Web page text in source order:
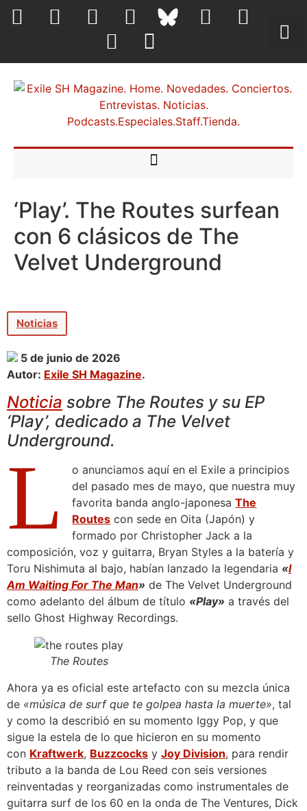
‘Play’. The Routes surfean
con 6 clásicos de The
Velvet Underground
Noticias
5 de junio de 2026
Autor: Exile SH Magazine.
Noticia sobre The Routes y su EP
‘Play’, dedicado a The Velvet
Underground.
L
o anunciamos aquí en el Exile a principios
del pasado mes de mayo, que nuestra muy
favorita banda anglo-japonesaThe
Routes con sede en Oita (Japón) y
formado por Christopher Jack a la
composición, voz y guitarra, Bryan Styles a la batería y
Toru Nishimuta al bajo, habían lanzado la legendaria «I
Am Waiting For The Man» de The Velvet Underground
como adelanto del álbum de título «Play» a través del
sello Ghost Highway Recordings.
The Routes
Ahora ya es oficial este artefacto con su mezcla única
de «música de surf que te golpea hasta la muerte», tal
y como la describió en su momento Iggy Pop, y que
sigue la estela de lo que hicieron en su momento
con Kraftwerk, Buzzcocks y Joy Division, para rendir
tributo a la banda de Lou Reed con seis versiones
reinventadas y reorganizadas como instrumentales de
guitarra surf de los 60 en la onda de The Ventures, Dick